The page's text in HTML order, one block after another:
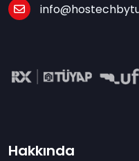
Hakkında